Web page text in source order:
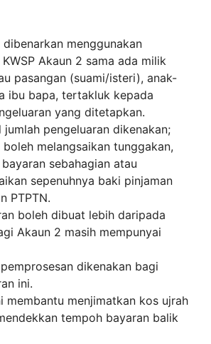
dibenarkan menggunakan
Akaun 2 sama ada milik
pasangan (suami/isteri), anak-
ibu bapa, tertakluk kepada
yang ditetapkan.
jumlah pengeluaran dikenakan;
boleh melangsaikan tunggakan,
sebahagian atau
sepenuhnya baki pinjaman
PTPTN.
boleh dibuat lebih daripada
Akaun 2 masih mempunyai
dikenakan bagi
ini.
membantu menjimatkan kos ujrah
tempoh bayaran balik